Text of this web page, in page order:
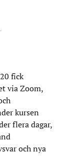
fick
via Zoom,
kursen
flera dagar,
och nya